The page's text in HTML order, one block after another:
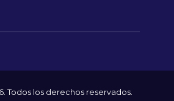
Todos los derechos reservados.